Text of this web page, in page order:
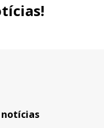
notícias